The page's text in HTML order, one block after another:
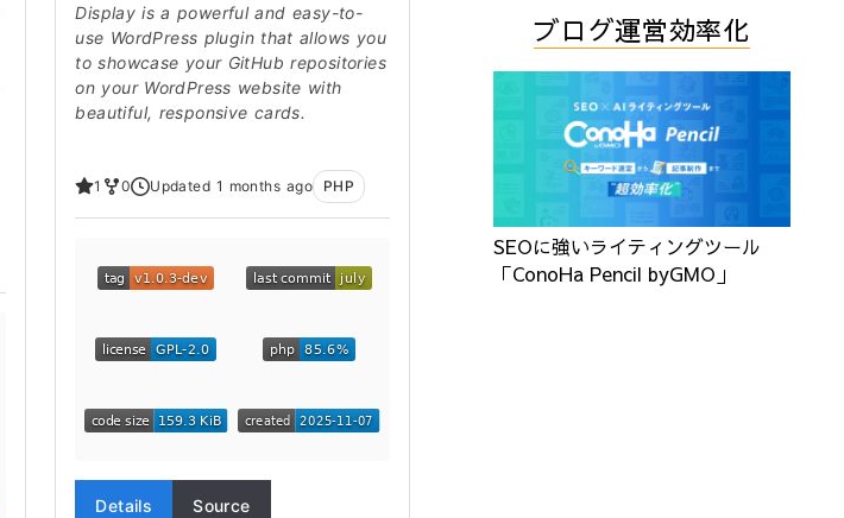
Display is a powerful and easy-to-
use WordPress plugin that allows you
to showcase your GitHub repositories
on your WordPress website with
beautiful, responsive cards.
1 0 Updated 1 months ago PHP
Details Source
ブログ運営効率化
SEOに強いライティングツール
「ConoHa Pencil byGMO」